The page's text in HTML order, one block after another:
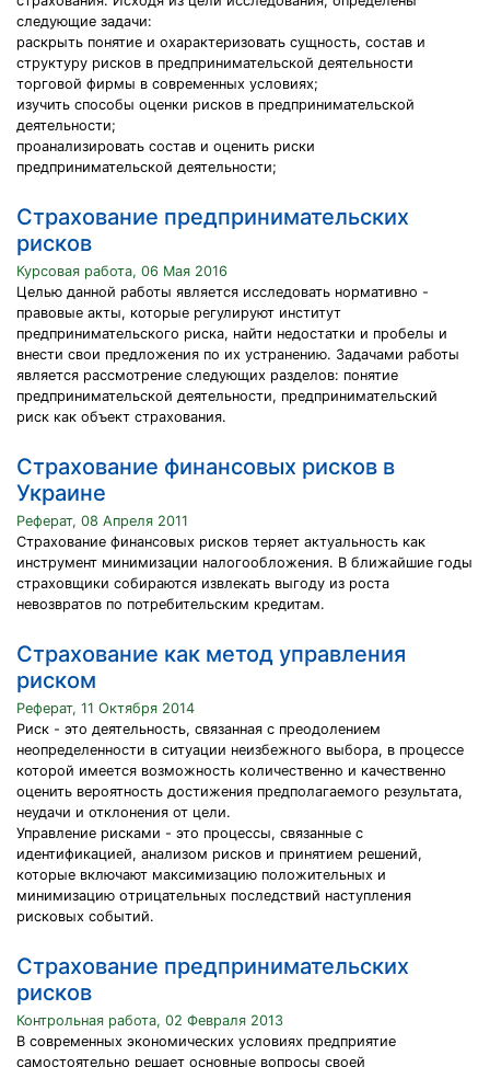
следующие задачи:
раскрыть понятие и охарактеризовать сущность, состав и
структуру рисков в предпринимательской деятельности
торговой фирмы в современных условиях;
изучить способы оценки рисков в предпринимательской
деятельности;
проанализировать состав и оценить риски
предпринимательской деятельности;
Страхование предпринимательских
рисков
Курсовая работа, 06 Мая 2016
Целью данной работы является исследовать нормативно -
правовые акты, которые регулируют институт
предпринимательского риска, найти недостатки и пробелы и
внести свои предложения по их устранению. Задачами работы
является рассмотрение следующих разделов: понятие
предпринимательской деятельности, предпринимательский
риск как объект страхования.
Страхование финансовых рисков в
Украине
Реферат, 08 Апреля 2011
Страхование финансовых рисков теряет актуальность как
инструмент минимизации налогообложения. В ближайшие годы
страховщики собираются извлекать выгоду из роста
невозвратов по потребительским кредитам.
Страхование как метод управления
риском
Реферат, 11 Октября 2014
Риск - это деятельность, связанная с преодолением
неопределенности в ситуации неизбежного выбора, в процессе
которой имеется возможность количественно и качественно
оценить вероятность достижения предполагаемого результата,
неудачи и отклонения от цели.
Управление рисками - это процессы, связанные с
идентификацией, анализом рисков и принятием решений,
которые включают максимизацию положительных и
минимизацию отрицательных последствий наступления
рисковых событий.
Страхование предпринимательских
рисков
Контрольная работа, 02 Февраля 2013
В современных экономических условиях предприятие
самостоятельно решает основные вопросы своей